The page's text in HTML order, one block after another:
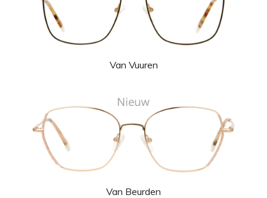
Van Vuuren
Van Beurden